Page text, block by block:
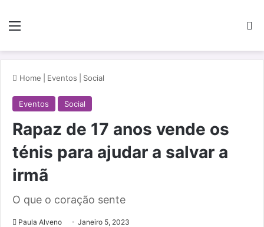
Menu
Home Eventos Social
Eventos Social
Rapaz de 17 anos vende os
ténis para ajudar a salvar a
irmã
O que o coração sente
Paula Alveno Janeiro 5, 2023